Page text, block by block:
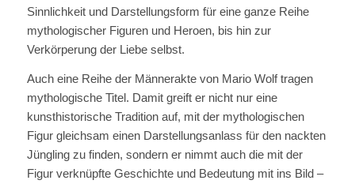
Sinnlichkeit und Darstellungsform für eine ganze Reihe
mythologischer Figuren und Heroen, bis hin zur
Verkörperung der Liebe selbst.
Auch eine Reihe der Männerakte von Mario Wolf tragen
mythologische Titel. Damit greift er nicht nur eine
kunsthistorische Tradition auf, mit der mythologischen
Figur gleichsam einen Darstellungsanlass für den nackten
Jüngling zu finden, sondern er nimmt auch die mit der
Figur verknüpfte Geschichte und Bedeutung mit ins Bild –